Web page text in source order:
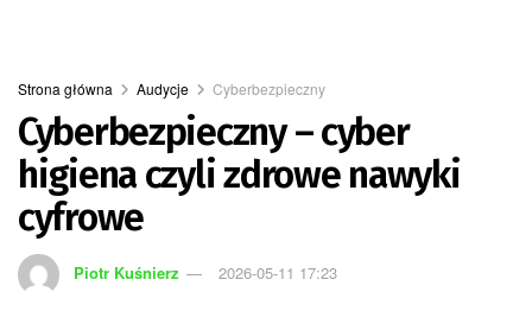
Strona główna Audycje Cyberbezpieczny
Cyberbezpieczny – cyber
higiena czyli zdrowe nawyki
cyfrowe
Piotr Kuśnierz 2026-05-11 17:23